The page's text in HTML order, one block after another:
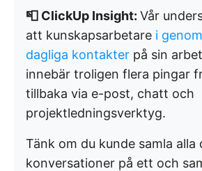
📮 ClickUp Insight: Vår
att kunskapsarbetare i
dagliga kontakter på sin
innebär troligen flera pingar
tillbaka via e-post, chatt och
projektledningsverktyg.
Tänk om du kunde samla alla
konversationer på ett och